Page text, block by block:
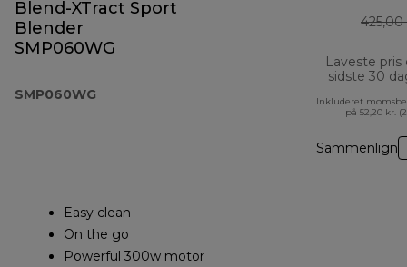
Blend-XTract Sport
Blender
SMP060WG
SMP060WG
425,00
Laveste pris
sidste 30
Inkluderet
på 52,20 kr.
Sammenlign
Easy clean
On the go
Powerful 300w motor